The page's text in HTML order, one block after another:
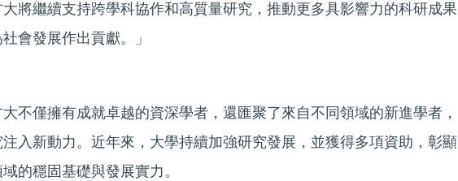
將繼續支持跨學科協作和高質量研究，推動更多具影響力的科研成果
會發展作出貢獻。」
不僅擁有成就卓越的資深學者，還匯聚了來自不同領域的新進學者，
入新動力。近年來，大學持續加強研究發展，並獲得多項資助，彰顯
的穩固基礎與發展實力。